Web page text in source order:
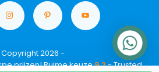
2026 -
prijzen! Ruime keuze9.2- Trusted